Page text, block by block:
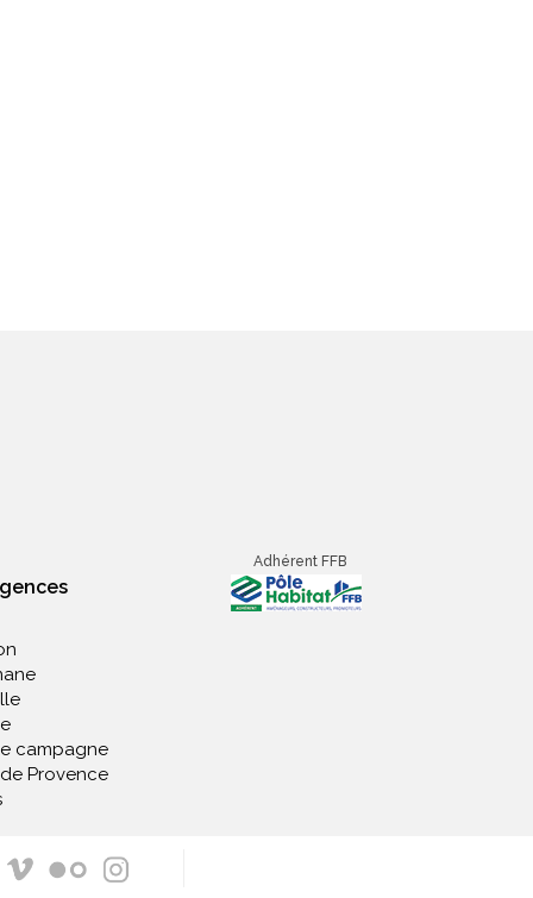
campagne
Provence
Adhérent FFB